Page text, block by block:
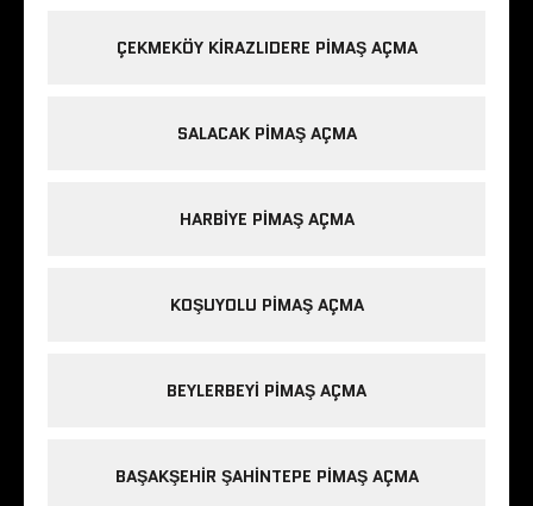
ÇEKMEKÖY KIRAZLIDERE PIMAŞ AÇMA
SALACAK PIMAŞ AÇMA
HARBIYE PIMAŞ AÇMA
KOŞUYOLU PIMAŞ AÇMA
BEYLERBEYI PIMAŞ AÇMA
BAŞAKŞEHIR ŞAHINTEPE PIMAŞ AÇMA